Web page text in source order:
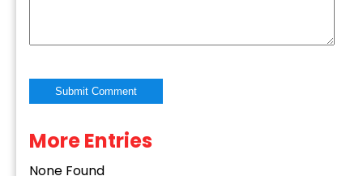
Alternative:
More Entries
None Found